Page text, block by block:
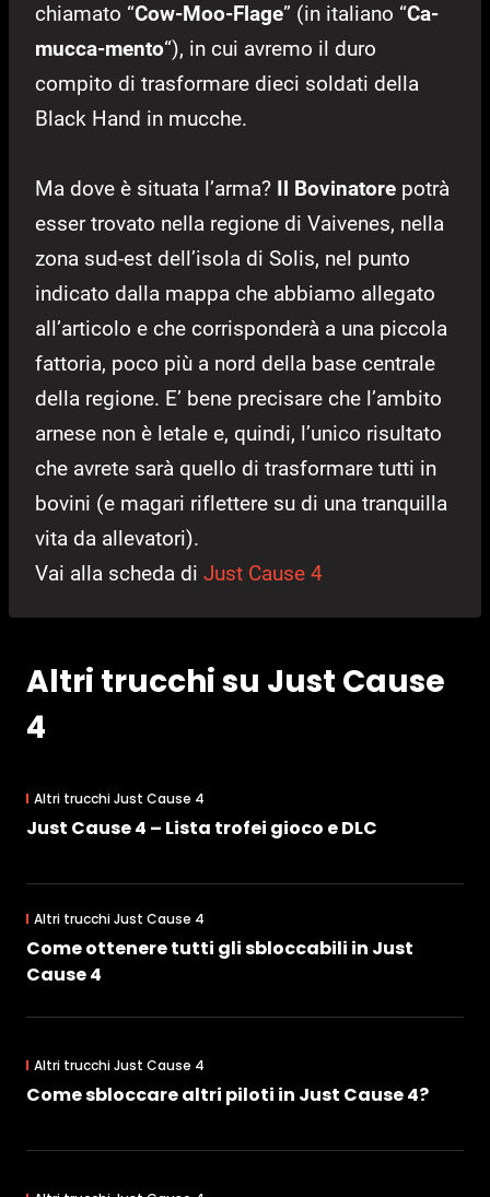
chiamato “Cow-Moo-Flage” (in italiano “Ca-
mucca-mento“), in cui avremo il duro
compito di trasformare dieci soldati della
Black Hand in mucche.
Ma dove è situata l’arma? Il Bovinatore potrà
esser trovato nella regione di Vaivenes, nella
zona sud-est dell’isola di Solis, nel punto
indicato dalla mappa che abbiamo allegato
all’articolo e che corrisponderà a una piccola
fattoria, poco più a nord della base centrale
della regione. E’ bene precisare che l’ambito
arnese non è letale e, quindi, l’unico risultato
che avrete sarà quello di trasformare tutti in
bovini (e magari riflettere su di una tranquilla
vita da allevatori).
Vai alla scheda di Just Cause 4
Altri trucchi su Just Cause
4
Altri trucchi Just Cause 4
Just Cause 4 – Lista trofei gioco e DLC
Altri trucchi Just Cause 4
Come ottenere tutti gli sbloccabili in Just
Cause 4
Altri trucchi Just Cause 4
Come sbloccare altri piloti in Just Cause 4?